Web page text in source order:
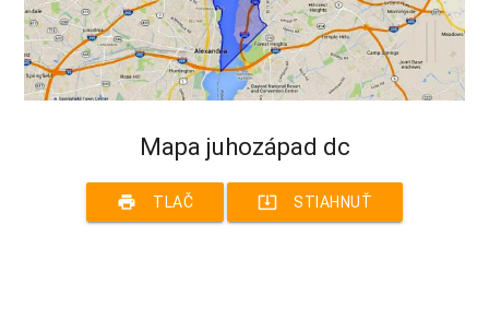
Mapa juhozápad dc
print TLAČ system_update_alt STIAHNUŤ